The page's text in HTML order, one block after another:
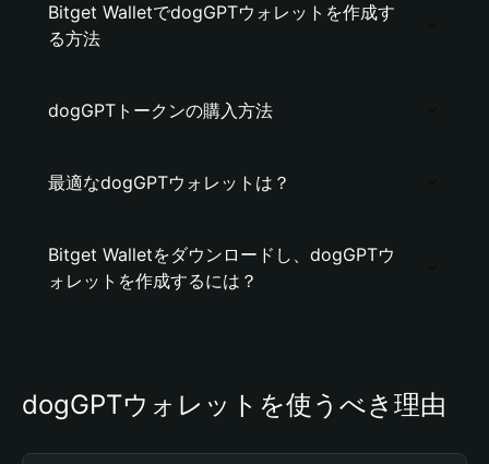
Bitget WalletでdogGPTウォレットを作成す
る方法
dogGPTトークンの購入方法
最適なdogGPTウォレットは？
Bitget Walletをダウンロードし、dogGPTウ
ォレットを作成するには？
dogGPTウォレットを使うべき理由